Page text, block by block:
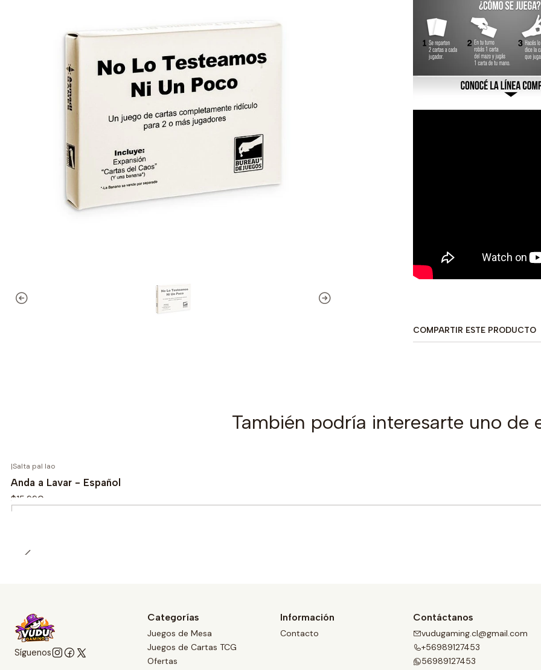
COMPARTIR ESTE PRODUCTO
También podría interesarte uno de
|Salta pal lao
Anda a Lavar - Español
$15.990
Síguenos
Categorías
Juegos de Mesa
Juegos de Cartas TCG
Ofertas
Información
Contacto
Contáctanos
vudugaming.cl@gmail.com
+56989127453
56989127453